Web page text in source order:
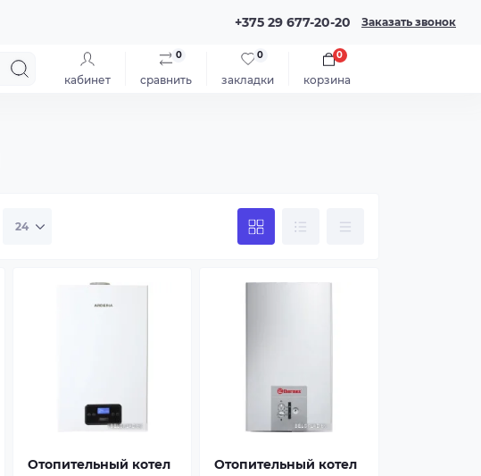
+375 29 677-20-20 Заказать звонок
кабинет сравнить
0
закладки
0
корзина
0
Отопительный котел
Отопительный котел